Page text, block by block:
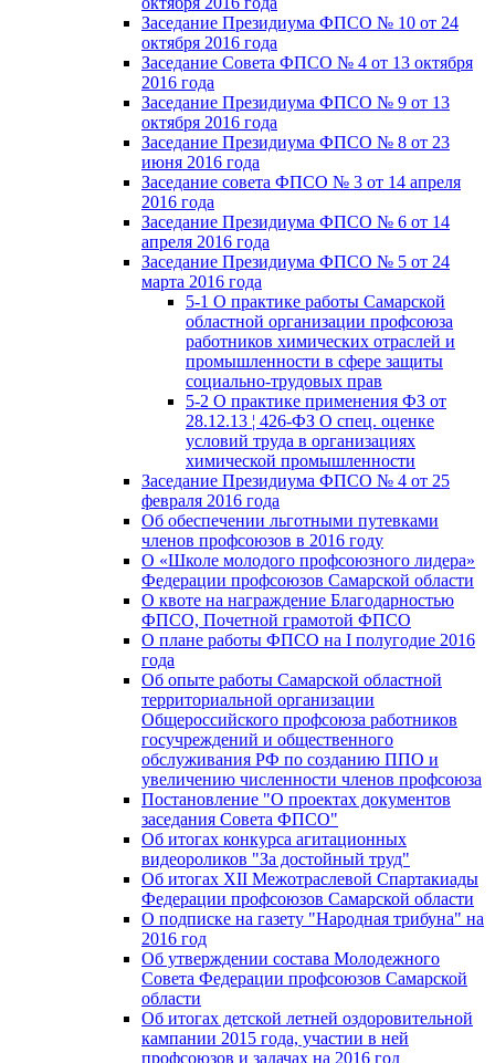
Заседание Президиума ФПСО № 10 от 24
октября 2016 года
Заседание Совета ФПСО № 4 от 13 октября
2016 года
Заседание Президиума ФПСО № 9 от 13
октября 2016 года
Заседание Президиума ФПСО № 8 от 23
июня 2016 года
Заседание совета ФПСО № 3 от 14 апреля
2016 года
Заседание Президиума ФПСО № 6 от 14
апреля 2016 года
Заседание Президиума ФПСО № 5 от 24
марта 2016 года
5-1 О практике работы Самарской
областной организации профсоюза
работников химических отраслей и
промышленности в сфере защиты
социально-трудовых прав
5-2 О практике применения ФЗ от
28.12.13 ¦ 426-ФЗ О спец. оценке
условий труда в организациях
химической промышленности
Заседание Президиума ФПСО № 4 от 25
февраля 2016 года
Об обеспечении льготными путевками
членов профсоюзов в 2016 году
О «Школе молодого профсоюзного лидера»
Федерации профсоюзов Самарской области
О квоте на награждение Благодарностью
ФПСО, Почетной грамотой ФПСО
О плане работы ФПСО на I полугодие 2016
года
Об опыте работы Самарской областной
территориальной организации
Общероссийского профсоюза работников
госучреждений и общественного
обслуживания РФ по созданию ППО и
увеличению численности членов профсоюза
Постановление "О проектах документов
заседания Совета ФПСО"
Об итогах конкурса агитационных
видеороликов "За достойный труд"
Об итогах XII Межотраслевой Спартакиады
Федерации профсоюзов Самарской области
О подписке на газету "Народная трибуна" на
2016 год
Об утверждении состава Молодежного
Совета Федерации профсоюзов Самарской
области
Об итогах детской летней оздоровительной
кампании 2015 года, участии в ней
профсоюзов и задачах на 2016 год